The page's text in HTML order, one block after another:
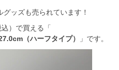
ッズも売られています！
）で買える「
（ハーフタイプ）
」です。